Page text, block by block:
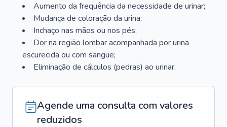
Aumento da frequência da necessidade de urinar;
Mudança de coloração da urina;
Inchaço nas mãos ou nos pés;
Dor na região lombar acompanhada por urina
escurecida ou com sangue;
Eliminação de cálculos (pedras) ao urinar.
Agende uma consulta com valores
reduzidos